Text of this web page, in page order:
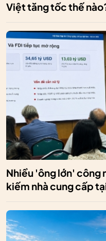
Việt tăng tốc thế
Nhiều 'ông lớn' công
kiếm nhà cung cấp